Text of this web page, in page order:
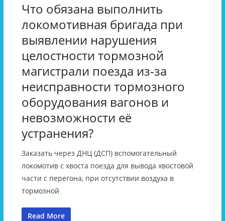
Что обязана выполнить
локомотивная бригада при
выявлении нарушения
целостности тормозной
магистрали поезда из-за
неисправности тормозного
оборудования вагонов и
невозможности её
устранения?
Заказать через ДНЦ (ДСП) вспомогательный
локомотив с хвоста поезда для вывода хвостовой
части с перегона, при отсутствии воздуха в
тормозной
Read More